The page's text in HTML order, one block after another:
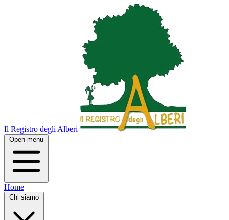
Il Registro degli Alberi
Open menu
Home
Chi siamo